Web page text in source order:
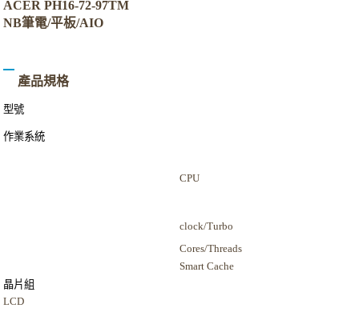
ACER PH16-72-97TM
NB筆電/平板/AIO
產品規格
型號
作業系統
CPU
clock/Turbo
Cores/Threads
Smart Cache
晶片組
LCD